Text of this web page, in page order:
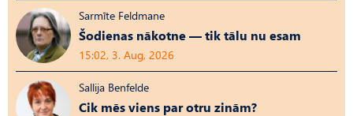
Sarmīte Feldmane
Šodienas nākotne — tik tālu nu esam
15:02, 3. Aug, 2026
Sallija Benfelde
Cik mēs viens par otru zinām?